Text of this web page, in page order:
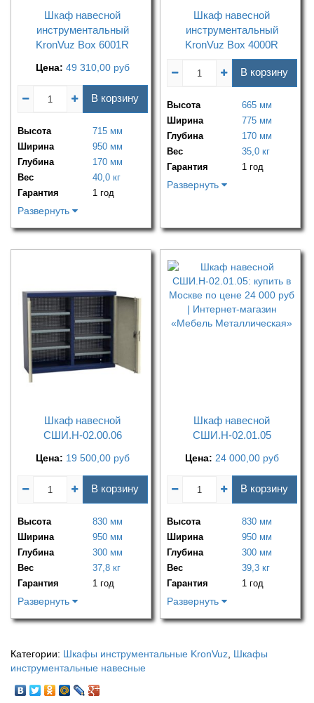
Шкаф навесной
инструментальный
KronVuz Box 6001R
Цена: 49 310,00 руб
В корзину
Высота
715 мм
Ширина
950 мм
Глубина
170 мм
Вес
40,0 кг
Гарантия
1 год
Развернуть
Шкаф навесной
инструментальный
KronVuz Box 4000R
В корзину
Высота
665 мм
Ширина
775 мм
Глубина
170 мм
Вес
35,0 кг
Гарантия
1 год
Развернуть
Шкаф навесной
СШИ.Н-02.00.06
Цена: 19 500,00 руб
В корзину
Высота
830 мм
Ширина
950 мм
Глубина
300 мм
Вес
37,8 кг
Гарантия
1 год
Развернуть
Шкаф навесной
СШИ.Н-02.01.05
Цена: 24 000,00 руб
В корзину
Высота
830 мм
Ширина
950 мм
Глубина
300 мм
Вес
39,3 кг
Гарантия
1 год
Развернуть
Категории: Шкафы инструментальные KronVuz, Шкафы
инструментальные навесные